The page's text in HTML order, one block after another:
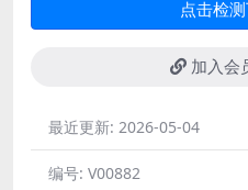
点击检
加入会
最近更新: 2026-05-04
编号: V00882